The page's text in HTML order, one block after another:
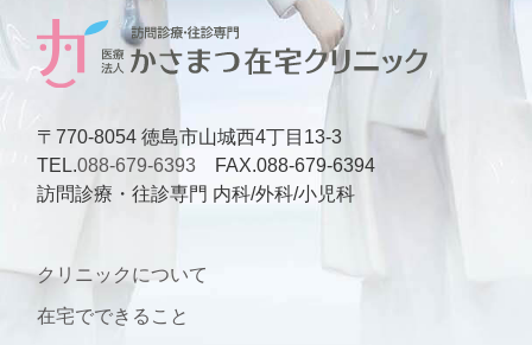
〒770-8054 徳島市山城西4丁目13-3
TEL.088-679-6393 FAX.088-679-6394
訪問診療・往診専門 内科/外科/小児科
クリニックについて
在宅でできること